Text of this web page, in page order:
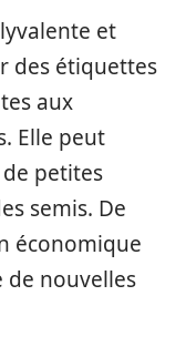
et
des étiquettes
aux
Elle peut
petites
semis. De
économique
nouvelles